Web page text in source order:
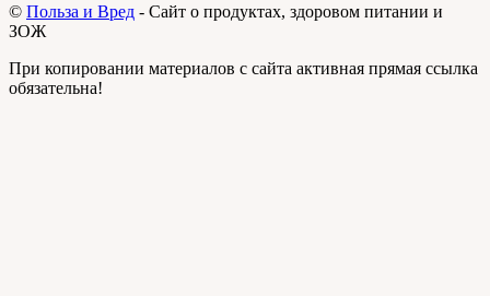
© Польза и Вред - Сайт о продуктах, здоровом питании и
ЗОЖ
При копировании материалов с сайта активная прямая ссылка
обязательна!